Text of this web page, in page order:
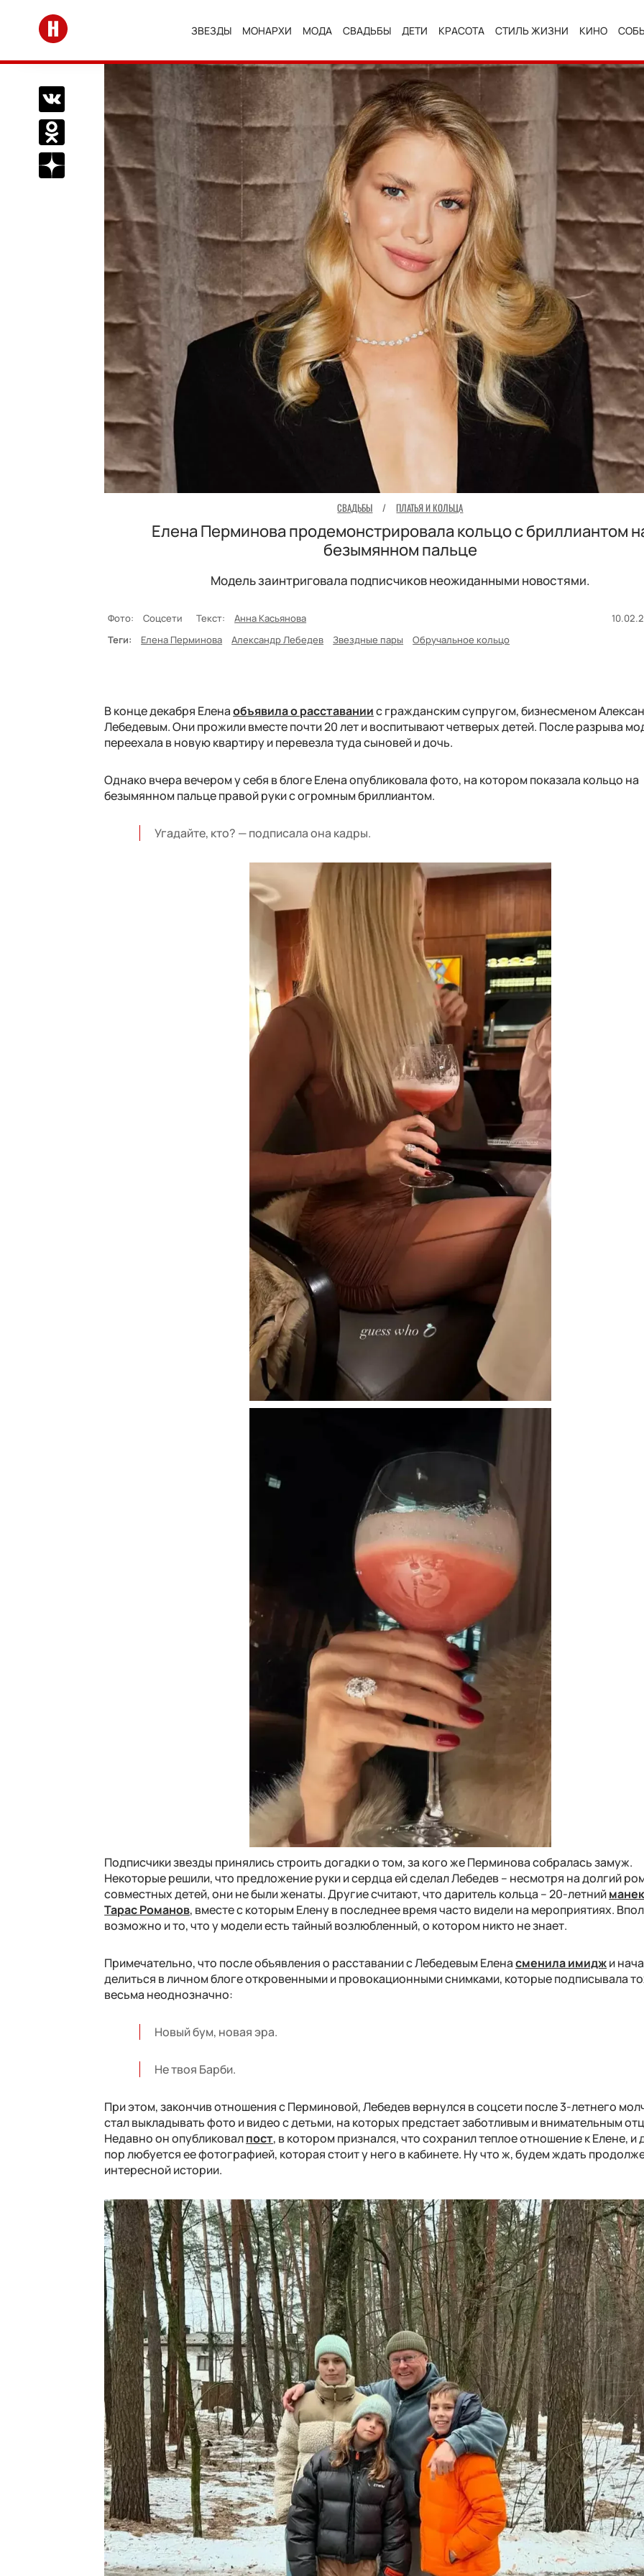
Перейти на главную
ЗВЕЗДЫ МОНАРХИ МОДА СВАДЬБЫ ДЕТИ КРАСОТА СТИЛЬ ЖИЗНИ КИНО
Поделиться Вконтакте
Поделиться в Одноклассниках
Подписаться на нас в Дзен
СВАДЬБЫ / ПЛАТЬЯ И КОЛЬЦА
Елена Перминова продемонстрировала кольцо с бриллиантом
безымянном пальце
Модель заинтриговала подписчиков неожиданными новостями.
Фото: Соцсети Текст: Анна Касьянова
Теги:
Елена Перминова Александр Лебедев Звездные пары Обручальное кольцо
В конце декабря Еленаобъявила о расставаниис гражданским супругом, бизнесменом
Лебедевым. Они прожили вместе почти 20 лет и воспитывают четверых детей. После разрыва
переехала в новую квартиру и перевезла туда сыновей и дочь.
Однако вчера вечером у себя в блоге Елена опубликовала фото, на котором показала кольцо на
безымянном пальце правой руки с огромным бриллиантом.
Угадайте, кто? — подписала она кадры.
Подписчики звезды принялись строить догадки о том, за кого же Перминова собралась замуж.
Некоторые решили, что предложение руки и сердца ей сделал Лебедев – несмотря на долгий
совместных детей, они не были женаты. Другие считают, что даритель кольца – 20-летний
Тарас Романов, вместе с которым Елену в последнее время часто видели на мероприятиях.
возможно и то, что у модели есть тайный возлюбленный, о котором никто не знает.
Примечательно, что после объявления о расставании с Лебедевым Еленасменила имиджи
делиться в личном блоге откровенными и провокационными снимками, которые подписывала
весьма неоднозначно:
Новый бум, новая эра.
Не твоя Барби.
При этом, закончив отношения с Перминовой, Лебедев вернулся в соцсети после 3-летнего
стал выкладывать фото и видео с детьми, на которых предстает заботливым и внимательным
Недавно он опубликовалпост, в котором признался, что сохранил теплое отношение к Елене, и
пор любуется ее фотографией, которая стоит у него в кабинете. Ну что ж, будем ждать
интересной истории.